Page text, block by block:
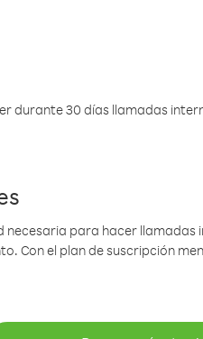
durante 30 días llamadas
necesaria para hacer
Con el plan de suscripción